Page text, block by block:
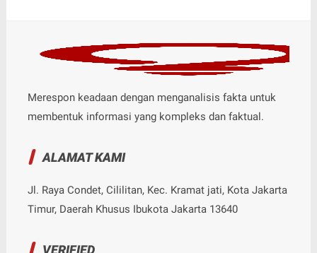
Merespon keadaan dengan menganalisis fakta untuk
membentuk informasi yang kompleks dan faktual.
ALAMAT KAMI
Jl. Raya Condet, Cililitan, Kec. Kramat jati, Kota Jakarta
Timur, Daerah Khusus Ibukota Jakarta 13640
VERIFIED